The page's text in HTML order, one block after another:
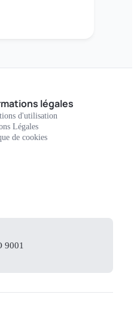
légales
d'utilisation
Légales
de cookies
9001